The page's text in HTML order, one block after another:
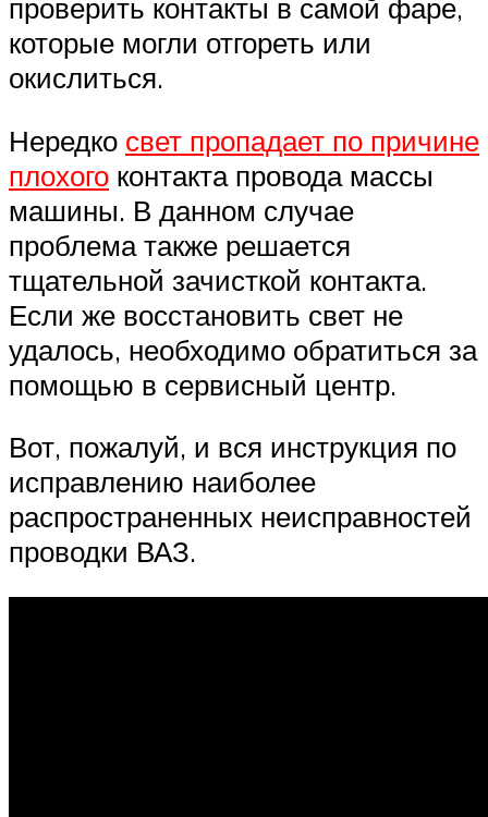
проверить контакты в самой фаре,
которые могли отгореть или
окислиться.
Нередко свет пропадает по причине
плохого контакта провода массы
машины. В данном случае
проблема также решается
тщательной зачисткой контакта.
Если же восстановить свет не
удалось, необходимо обратиться за
помощью в сервисный центр.
Вот, пожалуй, и вся инструкция по
исправлению наиболее
распространенных неисправностей
проводки ВАЗ.